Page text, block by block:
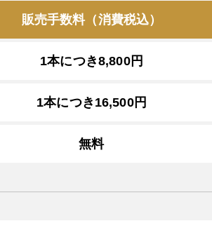
販売手数料（消費税込）
1本につき8,800円
1本につき16,500円
無料